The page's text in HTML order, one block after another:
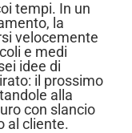
tempi. In un
la
velocemente
e medi
idee di
il prossimo
alla
con slancio
al cliente.